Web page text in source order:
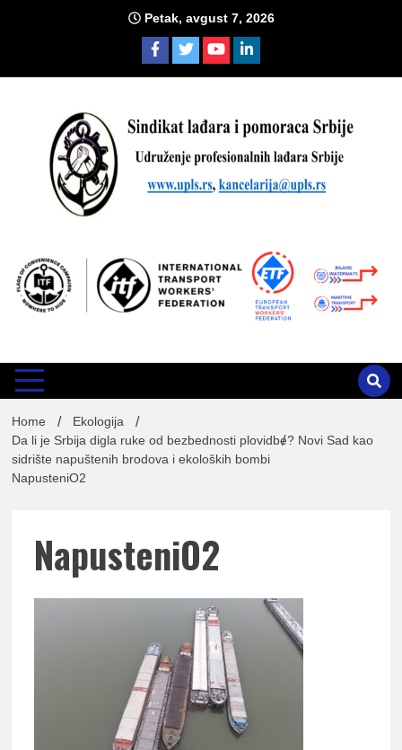
Petak, avgust 7, 2026
lađara i pomoraca Srbije
Home
Ekologija
Da li je Srbija digla ruke od bezbednosti plovidbe? Novi Sad kao
sidrište napuštenih brodova i ekoloških bombi
NapusteniO2
NapusteniO2